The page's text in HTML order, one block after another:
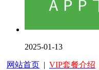
2025-01-13
网站首页 | VIP套餐介绍